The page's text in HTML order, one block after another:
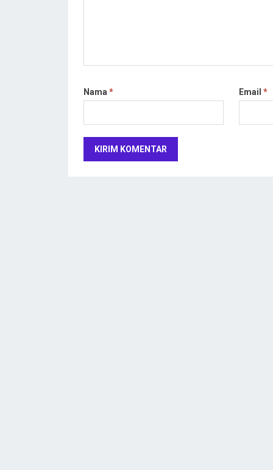
Nama * Email *